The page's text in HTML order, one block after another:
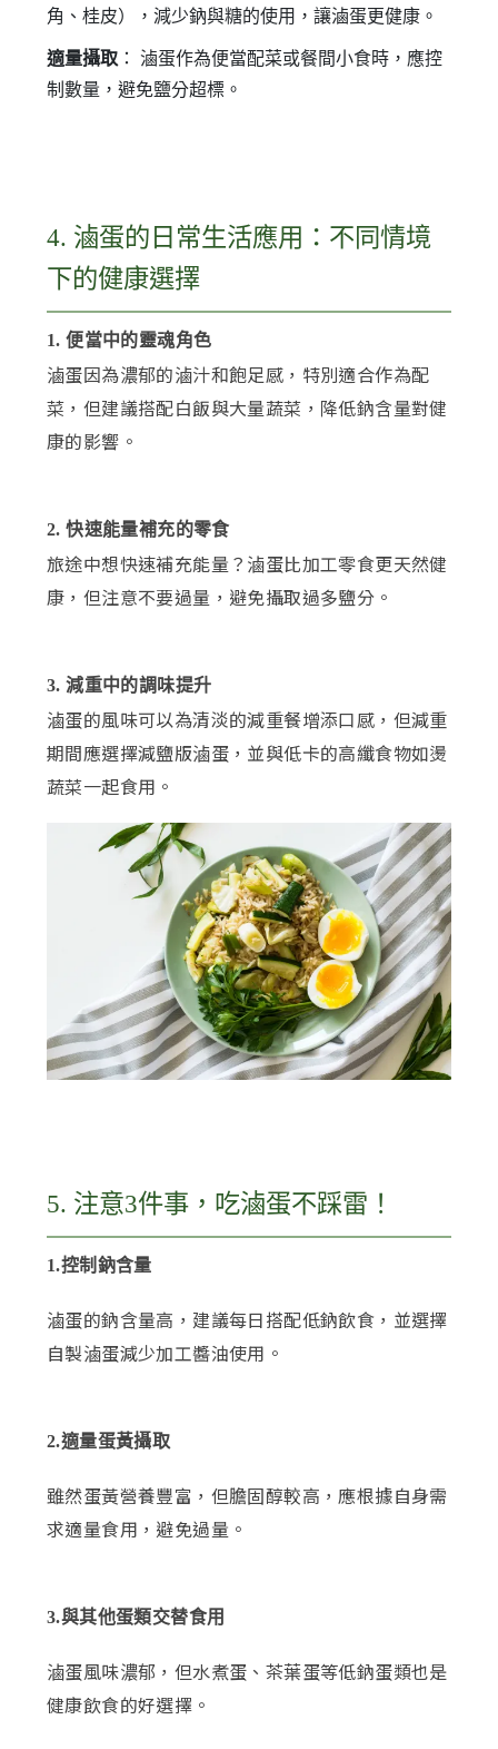
角、桂皮），減少鈉與糖的使用，讓滷蛋更健康。
適量攝取 ： 滷蛋作為便當配菜或餐間小食時，應控
制數量，避免鹽分超標。
4. 滷蛋的日常生活應用：不同情境
下的健康選擇
1. 便當中的靈魂角色
滷蛋因為濃郁的滷汁和飽足感，特別適合作為配
菜，但建議搭配白飯與大量蔬菜，降低鈉含量對健
康的影響。
2. 快速能量補充的零食
旅途中想快速補充能量？滷蛋比加工零食更天然健
康，但注意不要過量，避免攝取過多鹽分。
3. 減重中的調味提升
滷蛋的風味可以為清淡的減重餐增添口感，但減重
期間應選擇減鹽版滷蛋，並與低卡的高纖食物如燙
蔬菜一起食用。
5. 注意3件事，吃滷蛋不踩雷！
1.控制鈉含量
滷蛋的鈉含量高，建議每日搭配低鈉飲食，並選擇
自製滷蛋減少加工醬油使用。
2.適量蛋黃攝取
雖然蛋黃營養豐富，但膽固醇較高，應根據自身需
求適量食用，避免過量。
3.與其他蛋類交替食用
滷蛋風味濃郁，但水煮蛋、茶葉蛋等低鈉蛋類也是
健康飲食的好選擇。